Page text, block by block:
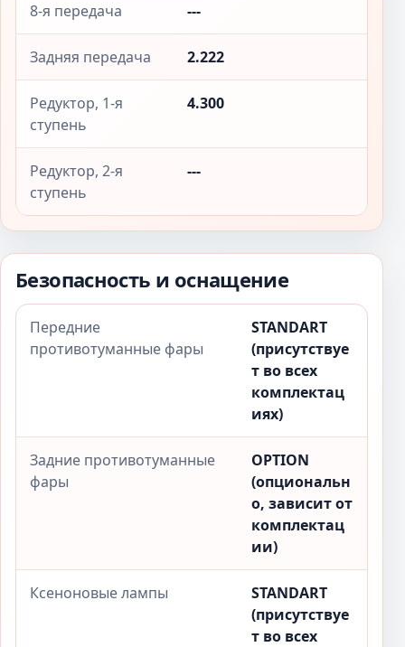
8-я передача ---
Задняя передача 2.222
Редуктор, 1-я
ступень
4.300
Редуктор, 2-я
ступень
---
Безопасность и оснащение
Передние
противотуманные фары
STANDART
(присутствуе
т во всех
комплектац
иях)
Задние противотуманные
фары
OPTION
(опциональн
о, зависит от
комплектац
ии)
Ксеноновые лампы
STANDART
(присутствуе
т во всех